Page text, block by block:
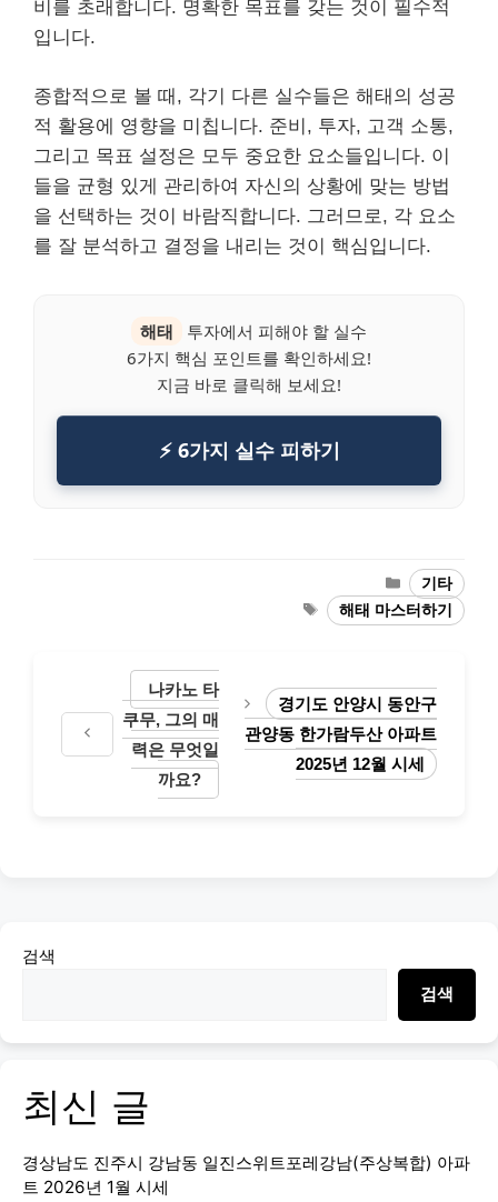
비를 초래합니다. 명확한 목표를 갖는 것이 필수적
입니다.
종합적으로 볼 때, 각기 다른 실수들은 해태의 성공
적 활용에 영향을 미칩니다. 준비, 투자, 고객 소통,
그리고 목표 설정은 모두 중요한 요소들입니다. 이
들을 균형 있게 관리하여 자신의 상황에 맞는 방법
을 선택하는 것이 바람직합니다. 그러므로, 각 요소
를 잘 분석하고 결정을 내리는 것이 핵심입니다.
해태
투자에서 피해야 할 실수
6가지 핵심 포인트를 확인하세요!
지금 바로 클릭해 보세요!
⚡ 6가지 실수 피하기
Categories
기타
Tags
해태 마스터하기
나카노 타
쿠무, 그의 매
력은 무엇일
까요?
경기도 안양시 동안구
관양동 한가람두산 아파트
2025년 12월 시세
검색
검색
최신 글
경상남도 진주시 강남동 일진스위트포레강남(주상복합) 아파
트 2026년 1월 시세